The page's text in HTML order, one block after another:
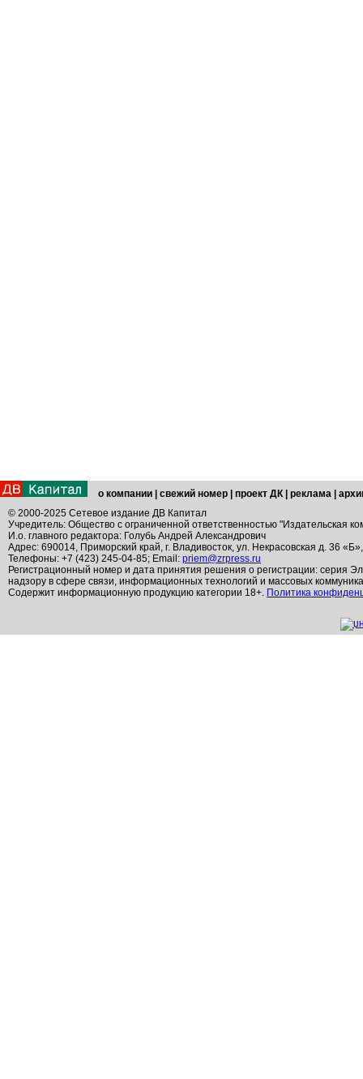
о компании свежий номер проект ДК реклама
© 2000-2025 Сетевое издание ДВ Капитал
Учредитель: Общество с ограниченной ответственностью "Издательская
И.о. главного редактора: Голубь Андрей Александрович
Адрес: 690014, Приморский край, г. Владивосток, ул. Некрасовская д. 36
Телефоны: +7 (423) 245-04-85; Email: priem@zrpress.ru
Регистрационный номер и дата принятия решения о регистрации: серия
надзору в сфере связи, информационных технологий и массовых
Содержит информационную продукцию категории 18+. Политика